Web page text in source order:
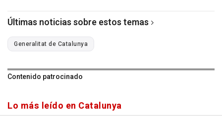
Últimas noticias sobre estos temas
Generalitat de Catalunya
Contenido patrocinado
Lo más leído en Catalunya